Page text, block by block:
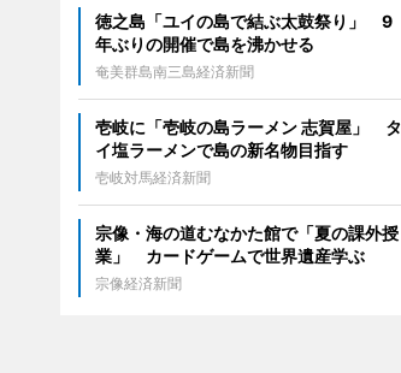
徳之島「ユイの島で結ぶ太鼓祭り」 9
年ぶりの開催で島を沸かせる
奄美群島南三島経済新聞
壱岐に「壱岐の島ラーメン 志賀屋」 タ
イ塩ラーメンで島の新名物目指す
壱岐対馬経済新聞
宗像・海の道むなかた館で「夏の課外授
業」 カードゲームで世界遺産学ぶ
宗像経済新聞